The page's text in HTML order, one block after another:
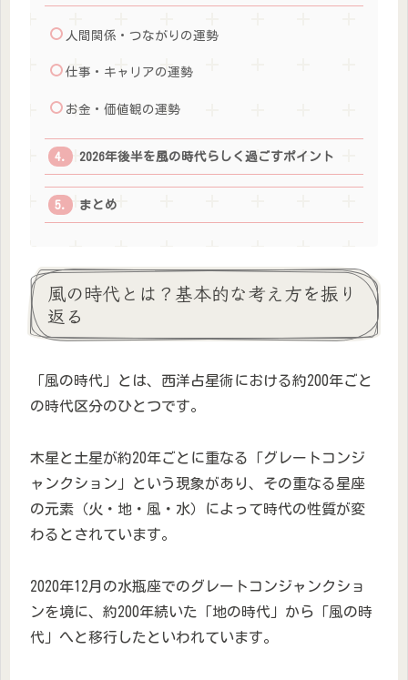
人間関係・つながりの運勢
仕事・キャリアの運勢
お金・価値観の運勢
2026年後半を風の時代らしく過ごすポイント
まとめ
風の時代とは？基本的な考え方を振り
返る
「風の時代」とは、西洋占星術における約200年ごと
の時代区分のひとつです。
木星と土星が約20年ごとに重なる「グレートコンジ
ャンクション」という現象があり、その重なる星座
の元素（火・地・風・水）によって時代の性質が変
わるとされています。
2020年12月の水瓶座でのグレートコンジャンクショ
ンを境に、約200年続いた「地の時代」から「風の時
代」へと移行したといわれています。